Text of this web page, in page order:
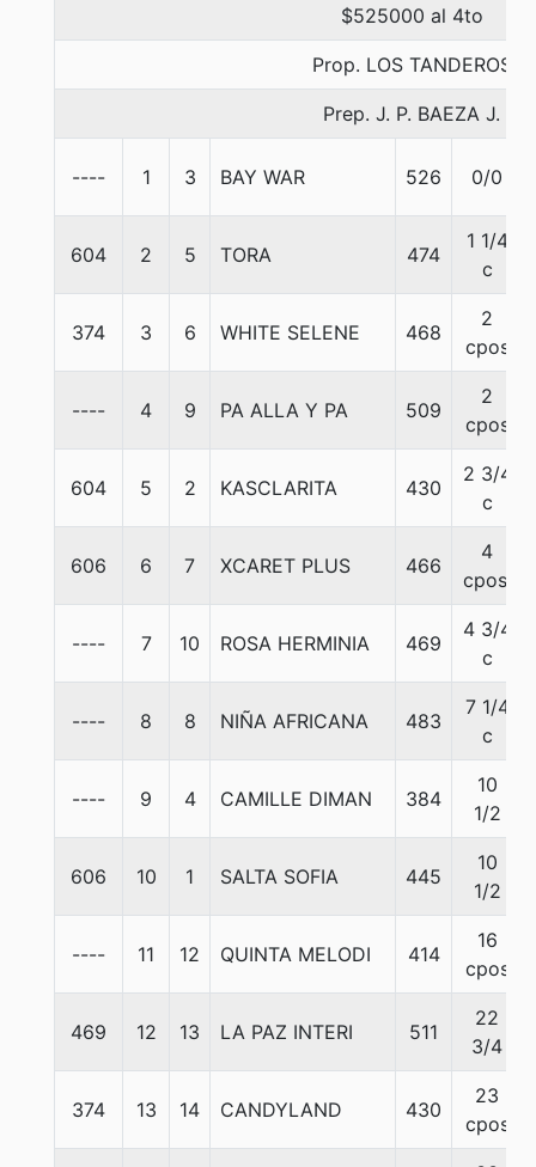
$525000 al 4to
Prop. LOS TANDEROS
Prep. J. P. BAEZA J.
---- 1 3 BAY WAR 526 0/0
604 2 5 TORA 474
1 1/4
c
374 3 6 WHITE SELENE 468
2
cpos
---- 4 9 PA ALLA Y PA 509
2
cpos
604 5 2 KASCLARITA 430
2 3/4
c
606 6 7 XCARET PLUS 466
4
cpos.
---- 7 10 ROSA HERMINIA 469
4 3/4
c
---- 8 8 NIÑA AFRICANA 483
7 1/4
c
---- 9 4 CAMILLE DIMAN 384
10
1/2
606 10 1 SALTA SOFIA 445
10
1/2
---- 11 12 QUINTA MELODI 414
16
cpos
469 12 13 LA PAZ INTERI 511
22
3/4
374 13 14 CANDYLAND 430
23
cpos